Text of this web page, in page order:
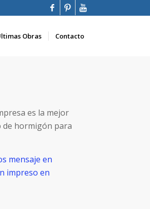
Obras Contacto
es la mejor
de hormigón para
mensaje en
impreso en